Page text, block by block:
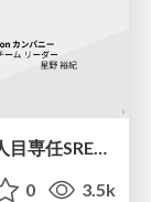
【SRE NEXT 2026 Lunch Session】一人目専任SREの立ち上げを加速する ― AIと進めたオンボーディングで2分を0.04秒にした話
0 3.5k